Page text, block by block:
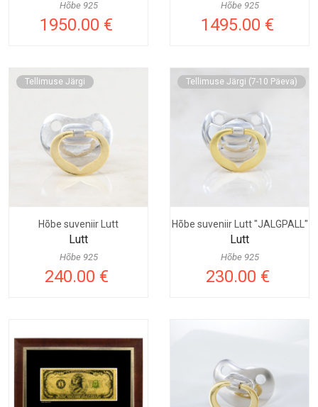
Hõbe 925
1950.00 €
Hõbe 925
1495.00 €
Tellimuse Järgi
Hõbe suveniir Lutt
Lutt
Hõbe 925
240.00 €
Tellimuse Järgi (7-10 Päeva)
Hõbe suveniir Lutt "JALGPALL"
Lutt
Hõbe 925
230.00 €